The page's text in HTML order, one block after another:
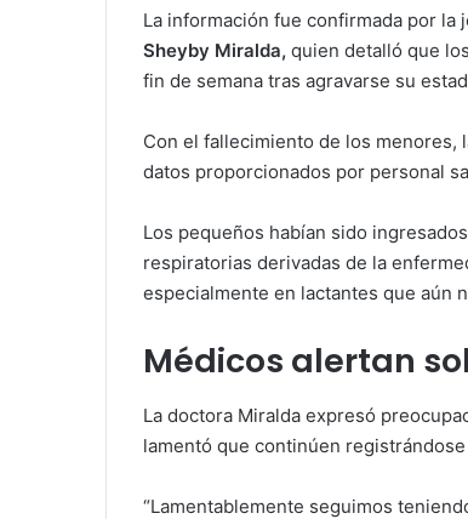
La información fue confirmada por
Sheyby Miralda, quien detalló que los
fin de semana tras agravarse su
Con el fallecimiento de los menores,
datos proporcionados por personal
Los pequeños habían sido
respiratorias derivadas de la
especialmente en lactantes que aún
Médicos alertan
La doctora Miralda expresó
lamentó que continúen
“Lamentablemente seguimos